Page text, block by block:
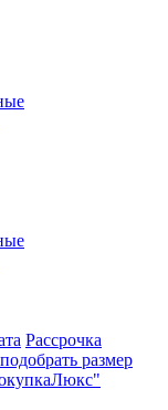
Рассрочка
размер